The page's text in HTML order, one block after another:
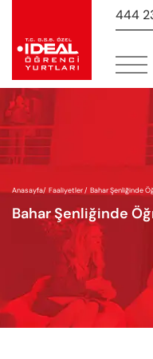
444
Anasayfa/ Faaliyetler / Bahar Şenliğinde
Bahar Şenliğinde